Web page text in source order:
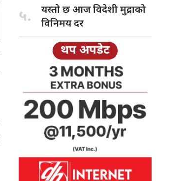
५. यस्तो छआज विदेशी मुद्राको
विनिमय दर
थप अपडेट